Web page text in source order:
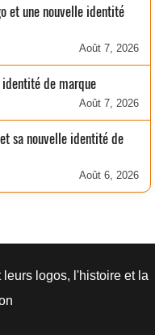
et une nouvelle identité
Août 7, 2026
identité de marque
Août 7, 2026
sa nouvelle identité de
Août 6, 2026
logos, l'histoire et la